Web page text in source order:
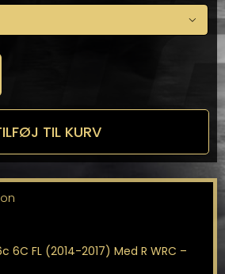

TIL KURV
6C FL (2014-2017) Med R WRC –